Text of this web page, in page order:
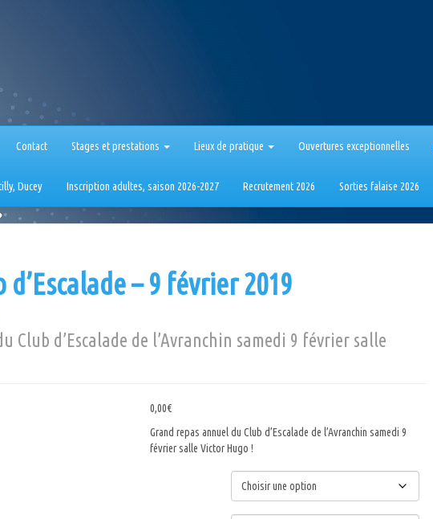
Contact Stages et prestations Lieux de pratique Ouvertures exceptionnelles
Ducey Inscription adultes, saison 2026-2027 Recrutement 2026 Sorties falaise 2026
– 9 février 2019
Club d’Escalade de l’Avranchin samedi 9 février salle
0,00€
Grand repas annuel du Club d’Escalade de l’Avranchin samedi 9
février salle Victor Hugo !